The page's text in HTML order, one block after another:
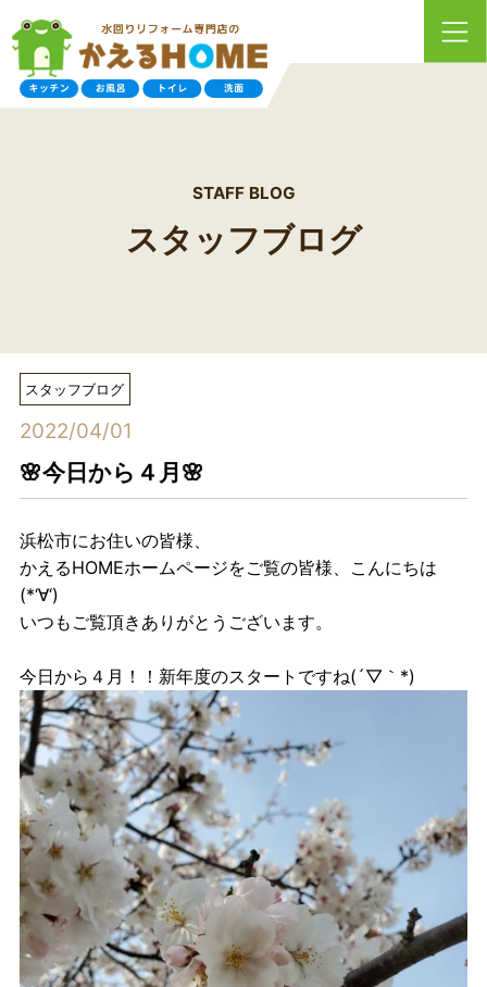
STAFF BLOG
スタッフブログ
スタッフブログ
2022/04/01
🌸今日から４月🌸
浜松市にお住いの皆様、
かえるHOMEホームページをご覧の皆様、こんにちは
(*‘∀‘)
いつもご覧頂きありがとうございます。
今日から４月！！新年度のスタートですね(´▽｀*)